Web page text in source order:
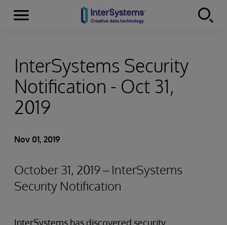
Skip to content
Menu
InterSystems Security
Notification - Oct 31,
2019
Nov 01, 2019
October 31, 2019 – InterSystems
Security Notification
InterSystems has discovered security